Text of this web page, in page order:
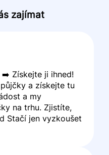
zajímat
Získejte ji ihned!
a získejte tu
a my
na trhu. Zjistíte,
Stačí jen vyzkoušet